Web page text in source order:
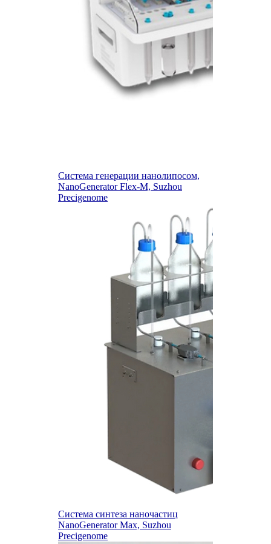
Система генерации нанолипосом,
NanoGenerator Flex-M, Suzhou
Precigenome
Система синтеза наночастиц
NanoGenerator Max, Suzhou
Precigenome